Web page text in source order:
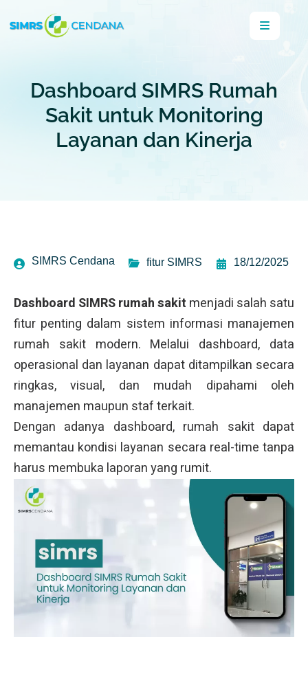
Dashboard SIMRS Rumah
Sakit untuk Monitoring
Layanan dan Kinerja
SIMRS Cendana fitur SIMRS 18/12/2025
Dashboard SIMRS rumah sakit menjadi salah satu
fitur penting dalam sistem informasi manajemen
rumah sakit modern. Melalui dashboard, data
operasional dan layanan dapat ditampilkan secara
ringkas, visual, dan mudah dipahami oleh
manajemen maupun staf terkait.
Dengan adanya dashboard, rumah sakit dapat
memantau kondisi layanan secara real-time tanpa
harus membuka laporan yang rumit.